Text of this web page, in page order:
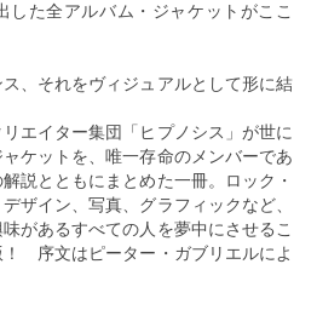
した全アルバム・ジャケットがここ
、それをヴィジュアルとして形に結
エイター集団「ヒプノシス」が世に
ケットを、唯一存命のメンバーであ
説とともにまとめた一冊。ロック・
ザイン、写真、グラフィックなど、
があるすべての人を夢中にさせるこ
！ 序文はピーター・ガブリエルによ